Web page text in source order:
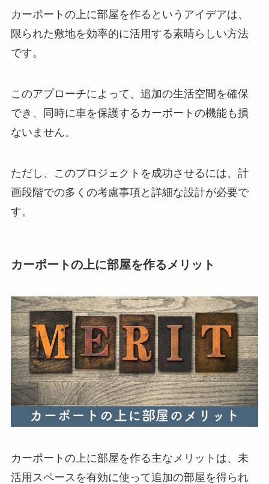
カーポートの上に部屋を作るというアイデアは、
限られた敷地を効率的に活用する素晴らしい方法
です。
このアプローチによって、追加の生活空間を確保
でき、同時に車を保護するカーポートの機能も損
ないません。
ただし、このプロジェクトを成功させるには、計
画段階での多くの考慮事項と詳細な設計が必要で
す。
カーポートの上に部屋を作るメリット
カーポートの上に部屋を作る主なメリットは、未
活用スペースを有効に使って追加の部屋を得られ